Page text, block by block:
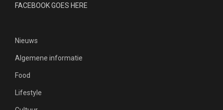
FACEBOOK GOES HERE
Nieuws
Algemene informatie
Food
Lifestyle